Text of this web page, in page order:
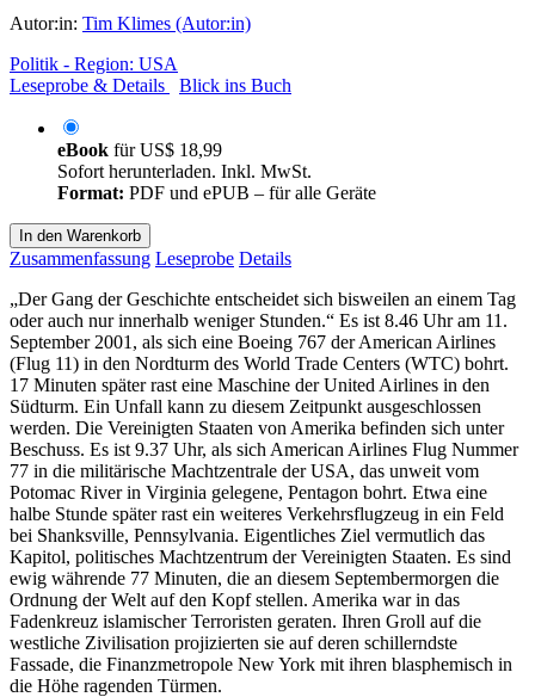
Autor:in: Tim Klimes (Autor:in)
Politik - Region: USA
Leseprobe & Details
Blick ins Buch
eBook fürUS$ 18,99
Sofort herunterladen. Inkl. MwSt.
Format: PDF und ePUB – für alle Geräte
In den Warenkorb
Zusammenfassung Leseprobe Details
„Der Gang der Geschichte entscheidet sich bisweilen an einem Tag
oder auch nur innerhalb weniger Stunden.“ Es ist 8.46 Uhr am 11.
September 2001, als sich eine Boeing 767 der American Airlines
(Flug 11) in den Nordturm des World Trade Centers (WTC) bohrt.
17 Minuten später rast eine Maschine der United Airlines in den
Südturm. Ein Unfall kann zu diesem Zeitpunkt ausgeschlossen
werden. Die Vereinigten Staaten von Amerika befinden sich unter
Beschuss. Es ist 9.37 Uhr, als sich American Airlines Flug Nummer
77 in die militärische Machtzentrale der USA, das unweit vom
Potomac River in Virginia gelegene, Pentagon bohrt. Etwa eine
halbe Stunde später rast ein weiteres Verkehrsflugzeug in ein Feld
bei Shanksville, Pennsylvania. Eigentliches Ziel vermutlich das
Kapitol, politisches Machtzentrum der Vereinigten Staaten. Es sind
ewig währende 77 Minuten, die an diesem Septembermorgen die
Ordnung der Welt auf den Kopf stellen. Amerika war in das
Fadenkreuz islamischer Terroristen geraten. Ihren Groll auf die
westliche Zivilisation projizierten sie auf deren schillerndste
Fassade, die Finanzmetropole New York mit ihren blasphemisch in
die Höhe ragenden Türmen.